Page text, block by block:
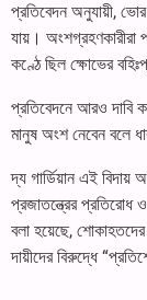
প্রতিবেদন অনুযায়ী,
যায়। অংশগ্রহণকারীরা
কণ্ঠে ছিল ক্ষোভের
প্রতিবেদনে আরও দাবি
মানুষ অংশ নেবেন বলে
দ্য গার্ডিয়ান এই বিদায়
প্রজাতন্ত্রের প্রতিরোধ
বলা হয়েছে,
দায়ীদের বিরুদ্ধে